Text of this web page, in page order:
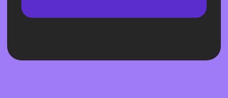
Покажем ИИ-контекстолога, который